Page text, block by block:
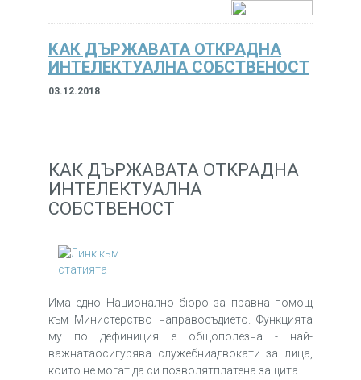
КАК ДЪРЖАВАТА ОТКРАДНА
ИНТЕЛЕКТУАЛНА СОБСТВЕНОСТ
03.12.2018
КАК ДЪРЖАВАТА ОТКРАДНА
ИНТЕЛЕКТУАЛНА
СОБСТВЕНОСТ
Има едно Национално бюро за правна помощ
към Министерство направосъдието. Функцията
му по дефиниция е общополезна - най-
важнатаосигурява служебниадвокати за лица,
които не могат да си позволятплатена защита.